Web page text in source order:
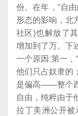
份。在年，"自
形态的影响，北
社区)也解放了
增加到了万。下
一个原因:第一，
他们只占奴隶的
是偏高——整个
自由，纯粹由于
拉丁美洲公开